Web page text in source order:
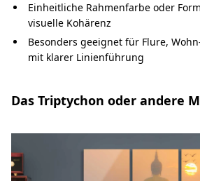
Einheitliche Rahmenfarbe oder
visuelle Kohärenz
Besonders geeignet für Flure,
mit klarer Linienführung
Das Triptychon oder andere